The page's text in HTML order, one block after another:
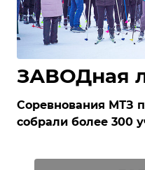
ЗАВОДная
Соревнования МТЗ
собрали более 300